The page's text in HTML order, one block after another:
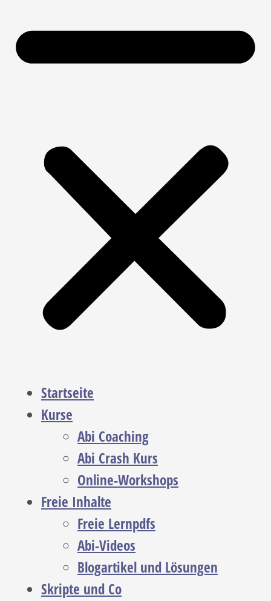
Startseite
Kurse
Abi Coaching
Abi Crash Kurs
Online-Workshops
Freie Inhalte
Freie Lernpdfs
Abi-Videos
Blogartikel und Lösungen
Skripte und Co